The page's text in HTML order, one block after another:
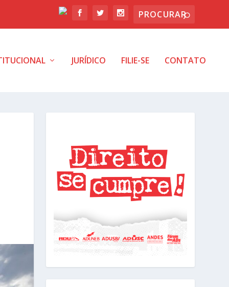
JURÍDICO FILIE-SE CONTATO